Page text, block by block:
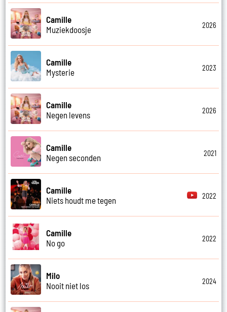
Camille
Muziekdoosje
2026
Camille
Mysterie
2023
Camille
Negen levens
2026
Camille
Negen seconden
2021
Camille
Niets houdt me tegen
2022
Camille
No go
2022
Milo
Nooit niet los
2024